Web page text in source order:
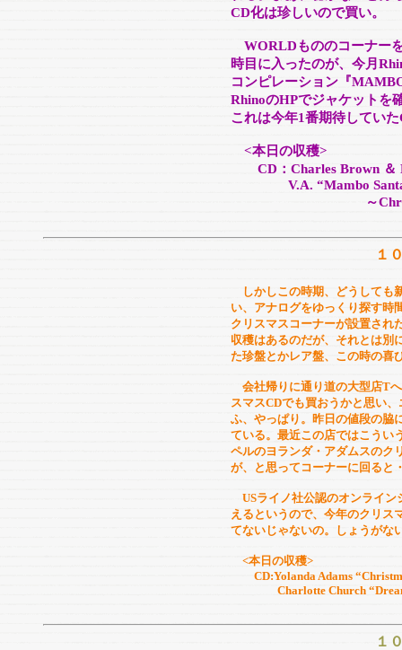
CD化は珍しいので買い。
WORLDもののコーナー
時目に入ったのが、今月
コンピレーション『
RhinoのHPでジャケットを
これは今年1番期待してい
<本日の収穫>
CD：Charles Brown ＆
V.A. “Mambo Santa
～Christmas
１
しかしこの時期、どうしても
い、アナログをゆっくり探す時
クリスマスコーナーが設置され
収穫はあるのだが、それとは別
た珍盤とかレア盤、この時の喜
会社帰りに通り道の大型店T
スマスCDでも買おうかと思い
ふ、やっぱり。昨日の値段の脇
ている。最近この店ではこうい
ペルのヨランダ・アダムスのク
が、と思ってコーナーに回ると
USライノ社公認のオンライン
えるというので、今年のクリス
てないじゃないの。しょうがな
<本日の収穫>
CD:Yolanda Adams
Charlotte Church “Dream
１